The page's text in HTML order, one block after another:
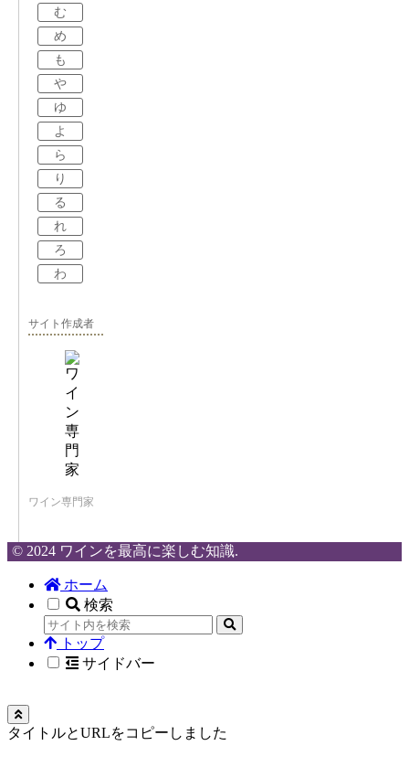
む
め
も
や
ゆ
よ
ら
り
る
れ
ろ
わ
サイト作成者
ワイン専門家
© 2024 ワインを最高に楽しむ知識.
ホーム
検索
トップ
サイドバー
タイトルとURLをコピーしました